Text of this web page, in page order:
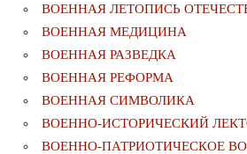
ВОЕННАЯ ЛЕТОПИСЬ
ВОЕННАЯ МЕДИЦИНА
ВОЕННАЯ РАЗВЕДКА
ВОЕННАЯ РЕФОРМА
ВОЕННАЯ СИМВОЛИКА
ВОЕННО-ИСТОРИЧЕСКИЙ
ВОЕННО-ПАТРИОТИЧЕСКОЕ